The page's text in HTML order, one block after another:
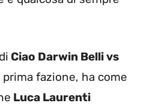
Ciao Darwin Belli vs
fazione, ha come
Luca Laurenti